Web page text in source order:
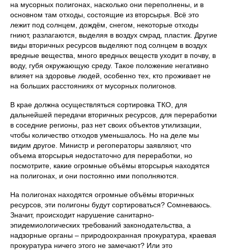
на мусорных полигонах, насколько они переполнены, и в
основном там отходы, состоящие из вторсырья. Всё это
лежит под солнцем, дождём, снегом, некоторые отходы
гниют, разлагаются, выделяя в воздух смрад, пластик. Другие
виды вторичных ресурсов выделяют под солнцем в воздух
вредные вещества, много вредных веществ уходит в почву, в
воду, губя окружающую среду. Такое положение негативно
влияет на здоровье людей, особенно тех, кто проживает не
на больших расстояниях от мусорных полигонов.
В крае должна осуществляться сортировка ТКО, для
дальнейшей передачи вторичных ресурсов, для переработки
в соседние регионы, раз нет своих объектов утилизации,
чтобы количество отходов уменьшалось. Но на деле мы
видим другое. Министр и регоператоры заявляют, что
объема вторсырья недостаточно для переработки, но
посмотрите, какие огромные объёмы вторсырья находятся
на полигонах, и они постоянно ими пополняются.
На полигонах находятся огромные объёмы вторичных
ресурсов, эти полигоны будут сортироваться? Сомневаюсь.
Значит, происходит нарушение санитарно-
эпидемиологических требований законодательства, а
надзорные органы – природоохранная прокуратура, краевая
прокуратура ничего этого не замечают? Или это